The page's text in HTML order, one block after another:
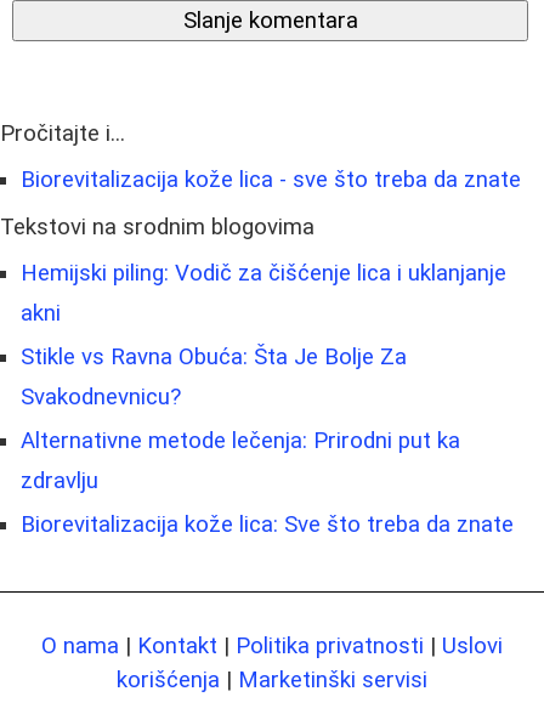
Slanje komentara
Pročitajte i...
Biorevitalizacija kože lica - sve što treba da znate
Tekstovi na srodnim blogovima
Hemijski piling: Vodič za čišćenje lica i uklanjanje
akni
Stikle vs Ravna Obuća: Šta Je Bolje Za
Svakodnevnicu?
Alternativne metode lečenja: Prirodni put ka
zdravlju
Biorevitalizacija kože lica: Sve što treba da znate
O nama | Kontakt | Politika privatnosti | Uslovi
korišćenja | Marketinški servisi